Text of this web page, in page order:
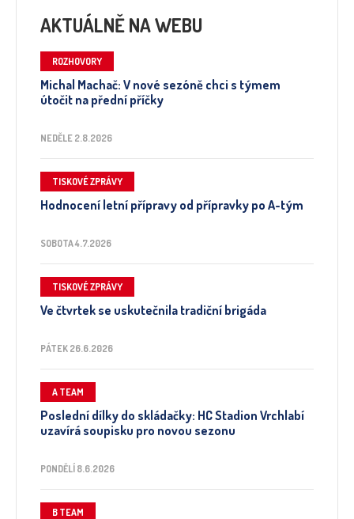
AKTUÁLNĚ NA WEBU
ROZHOVORY
Michal Machač: V nové sezóně chci s týmem
útočit na přední příčky
NEDĚLE 2.8.2026
TISKOVÉ ZPRÁVY
Hodnocení letní přípravy od přípravky po A-tým
SOBOTA 4.7.2026
TISKOVÉ ZPRÁVY
Ve čtvrtek se uskutečnila tradiční brigáda
PÁTEK 26.6.2026
A TEAM
Poslední dílky do skládačky: HC Stadion Vrchlabí
uzavírá soupisku pro novou sezonu
PONDĚLÍ 8.6.2026
B TEAM